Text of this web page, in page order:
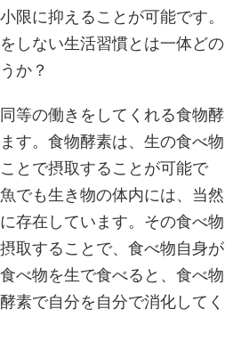
限に抑えることが可能です。
しない生活習慣とは一体どの
か？
等の働きをしてくれる食物酵
す。食物酵素は、生の食べ物
とで摂取することが可能で
でも生き物の体内には、当然
存在しています。その食べ物
取することで、食べ物自身が
べ物を生で食べると、食べ物
素で自分を自分で消化してく